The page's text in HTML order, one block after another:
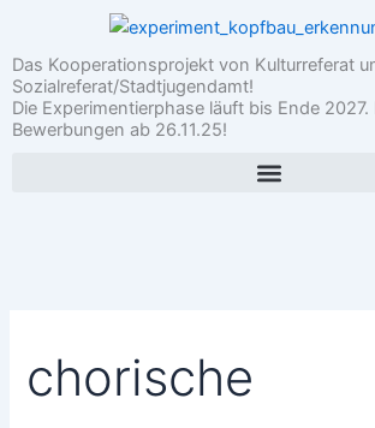
springen
Das Kooperationsprojekt von Kulturreferat
Sozialreferat/Stadtjugendamt!
Die Experimentierphase läuft bis Ende 2027.
Bewerbungen ab 26.11.25!
chorische